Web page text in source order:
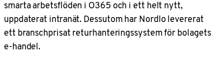
smarta arbetsflöden i O365 och i ett helt nytt,
uppdaterat intranät. Dessutom har Nordlo levererat
ett branschprisat returhanteringssystem för bolagets
e-handel.